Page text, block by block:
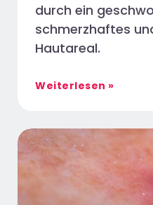
durch ein
schmerzhaftes
Hautareal.
Weiterlesen »